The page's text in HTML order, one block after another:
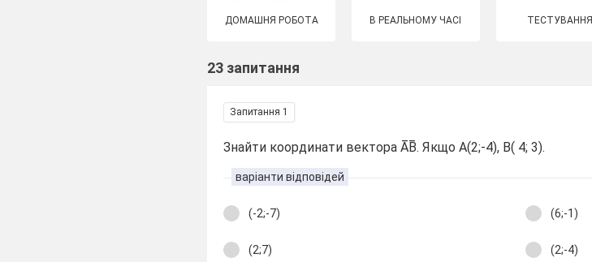
ДОМАШНЯ РОБОТА В РЕАЛЬНОМУ ЧАСІ ТЕСТУВАННЯ
23 запитання
Запитання 1
Знайти координати вектора A̅B̅. Якщо A(2;-4), B( 4; 3).
варіанти відповідей
(-2;-7) (6;-1)
(2;7) (2;-4)